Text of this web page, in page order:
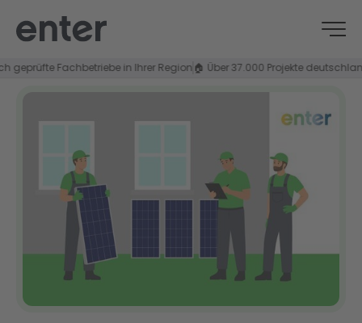
Fachbetriebe in Ihrer Region🏠 Über 37.000 Projekte